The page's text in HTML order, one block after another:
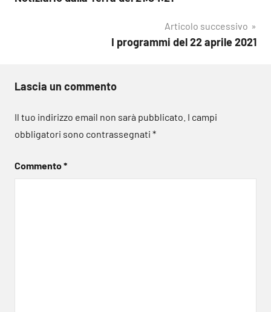
articoli
Articolo successivo
I programmi del 22 aprile 2021
Lascia un commento
Il tuo indirizzo email non sarà pubblicato. I campi
obbligatori sono contrassegnati *
Commento*